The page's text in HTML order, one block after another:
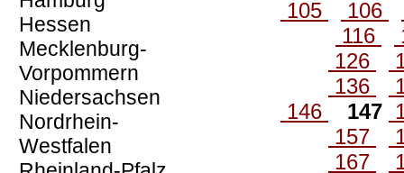
Hessen
Mecklenburg-
Vorpommern
Niedersachsen
Nordrhein-
Westfalen
105
106
116
126
136
146
147
157
167